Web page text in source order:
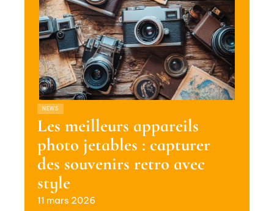
NEWS
Les meilleurs appareils
photo jetables : capturer
des souvenirs retro avec
style
11 mars 2026